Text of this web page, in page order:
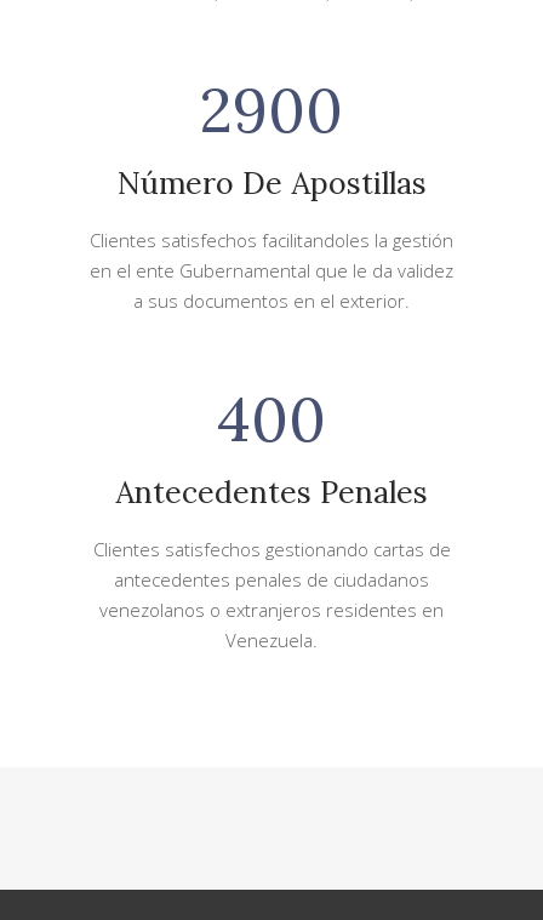
2900
Número De Apostillas
Clientes satisfechos facilitandoles la gestión
en el ente Gubernamental que le da validez
a sus documentos en el exterior.
400
Antecedentes Penales
Clientes satisfechos gestionando cartas de
antecedentes penales de ciudadanos
venezolanos o extranjeros residentes en
Venezuela.